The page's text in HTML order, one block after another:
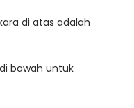
di atas adalah
bawah untuk